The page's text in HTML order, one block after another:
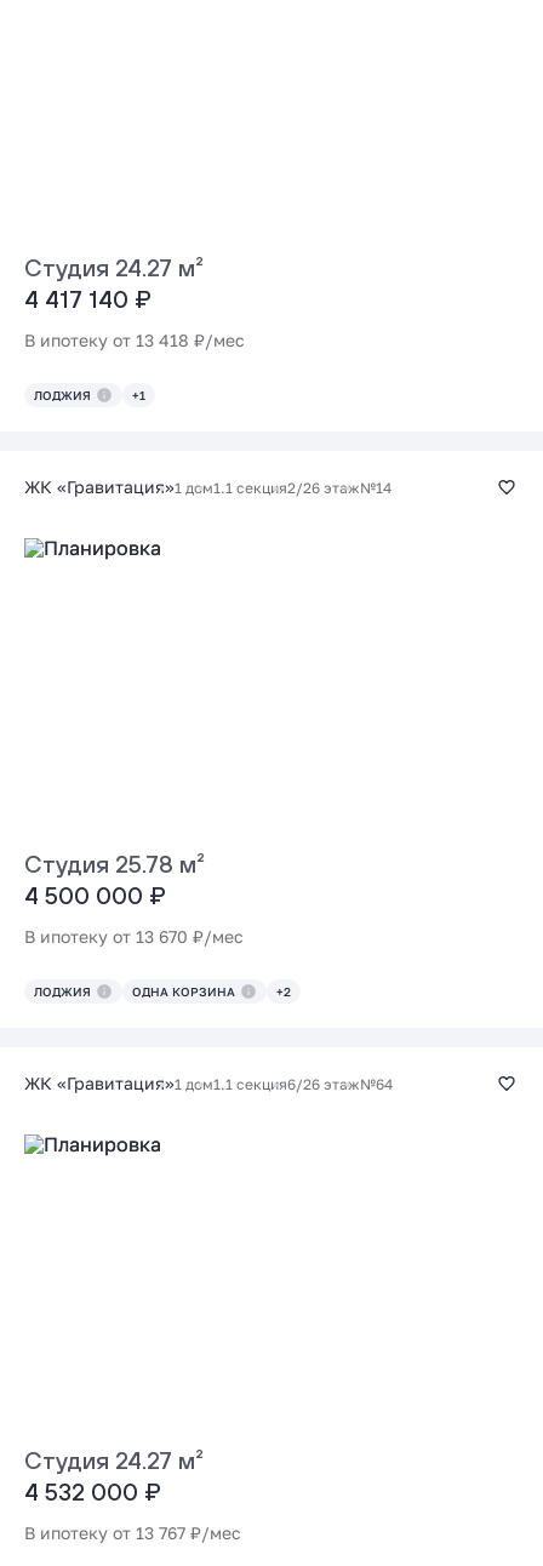
Студия 24.27 м²
4 417 140 ₽
В ипотеку от 13 418 ₽/мес
ЛОДЖИЯ +1
ЖК «Гравитация»1 дом1.1 секция2/26 этаж№14
Студия 25.78 м²
4 500 000 ₽
В ипотеку от 13 670 ₽/мес
ЛОДЖИЯ ОДНА КОРЗИНА +2
ЖК «Гравитация»1 дом1.1 секция6/26 этаж№64
Студия 24.27 м²
4 532 000 ₽
В ипотеку от 13 767 ₽/мес